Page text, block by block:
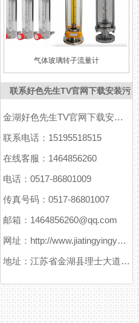
气体玻璃转子流量计
联系好色先生TV官网下载安装污
金湖好色先生TV官网下载安装污仪表有限公司
联系电话：15195518515
在线客服：1464856260
电话：0517-86801009
传真号码：0517-86801007
邮箱：1464856260@qq.com
网址：http://www.jiatingyingyuanxitong.com
地址：江苏省金湖县理士大道61号